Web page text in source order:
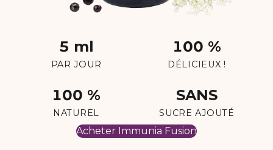
5 ml
PAR JOUR
100 %
DÉLICIEUX !
100 %
NATUREL
SANS
SUCRE AJOUTÉ
Acheter Immunia Fusion